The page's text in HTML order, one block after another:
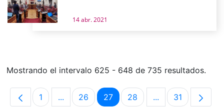
14 abr. 2021
Mostrando el intervalo 625 - 648 de 735 resultados.
Página
1 ...Páginas intermedias Use TAB para
Página
26 Página
27 Página
28 ...PáginasPágina
31